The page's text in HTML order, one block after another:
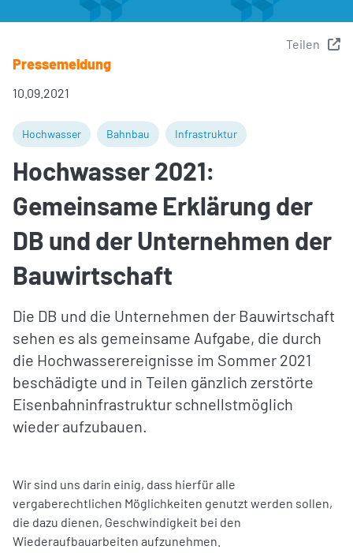
Teilen
Pressemeldung
10.09.2021
Hochwasser Bahnbau Infrastruktur
Hochwasser 2021:
Gemeinsame Erklärung der
DB und der Unternehmen der
Bauwirtschaft
Die DB und die Unternehmen der Bauwirtschaft
sehen es als gemeinsame Aufgabe, die durch
die Hochwasserereignisse im Sommer 2021
beschädigte und in Teilen gänzlich zerstörte
Eisenbahninfrastruktur schnellstmöglich
wieder aufzubauen.
Wir sind uns darin einig, dass hierfür alle
vergaberechtlichen Möglichkeiten genutzt werden sollen,
die dazu dienen, Geschwindigkeit bei den
Wiederaufbauarbeiten aufzunehmen.